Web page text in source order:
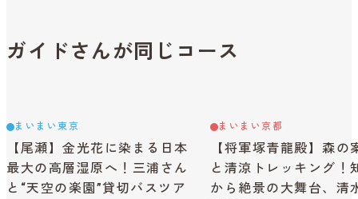
ガイドさんが同じコース
まいまい東京
【尾瀬】金光花に染まる日本
最大の高層湿原へ！三浦さん
と“天空の楽園”貸切バスツア
まいまい京都
【将軍塚青龍殿】森の
と清涼トレッキング！
から絶景の大舞台、清